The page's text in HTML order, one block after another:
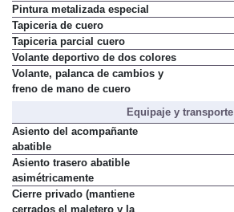
Pintura metalizada especial
Tapiceria de cuero
Tapiceria parcial cuero
Volante deportivo de dos colores
Volante, palanca de cambios y
freno de mano de cuero
Equipaje y transporte
Asiento del acompañante
abatible
Asiento trasero abatible
asimétricamente
Cierre privado (mantiene
cerrados el maletero y la